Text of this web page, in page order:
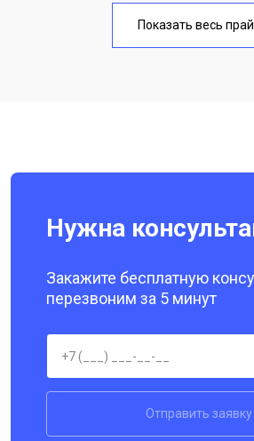
Замена кнопки включения от
Показать весь
Нужна
Закажите бесплатную
перезвоним за 5 минут
Отправить заявку